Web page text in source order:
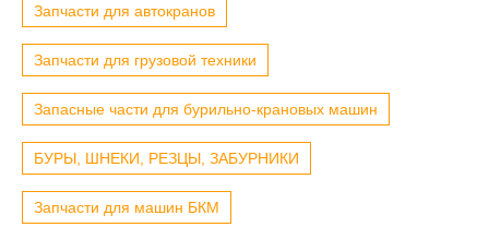
Запчасти для автокранов
Запчасти для грузовой техники
Запасные части для бурильно-крановых машин
БУРЫ, ШНЕКИ, РЕЗЦЫ, ЗАБУРНИКИ
Запчасти для машин БКМ